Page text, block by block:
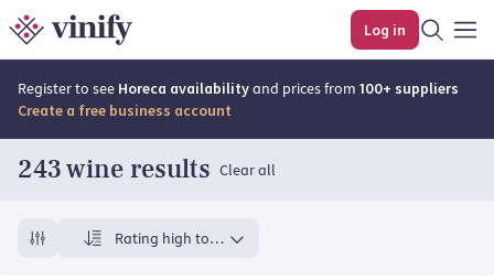
Log in
Register to see Horeca availabilityand prices from 100+ suppliers
Create a free business account
243 wine results Clear all
Rating high to low